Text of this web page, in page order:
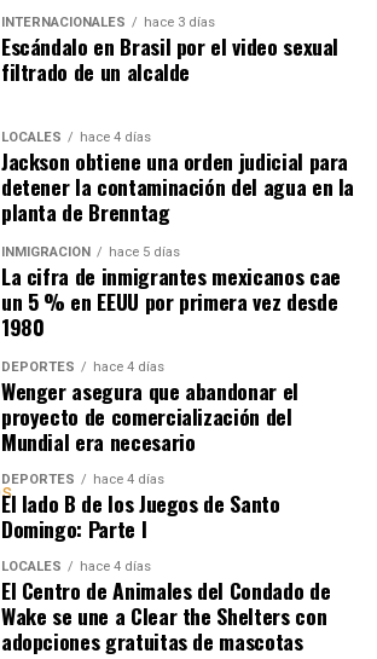
INTERNACIONALES hace 3 días
Escándalo en Brasil por el video sexual
filtrado de un alcalde
LOCALES hace 4 días
Jackson obtiene una orden judicial para
detener la contaminación del agua en la
planta de Brenntag
INMIGRACIÓN hace 5 días
La cifra de inmigrantes mexicanos cae
un 5 % en EEUU por primera vez desde
1980
DEPORTES hace 4 días
Wenger asegura que abandonar el
proyecto de comercialización del
Mundial era necesario
DEPORTES hace 4 días
El lado B de los Juegos de Santo
Domingo: Parte I
LOCALES hace 4 días
El Centro de Animales del Condado de
Wake se une a Clear the Shelters con
adopciones gratuitas de mascotas